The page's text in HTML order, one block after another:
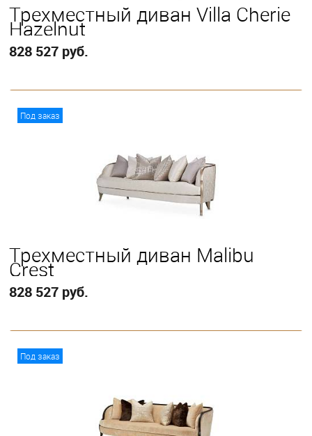
Трехместный диван Villa Cherie
Hazelnut
828 527 руб.
Под заказ
Трехместный диван Malibu
Crest
828 527 руб.
Под заказ